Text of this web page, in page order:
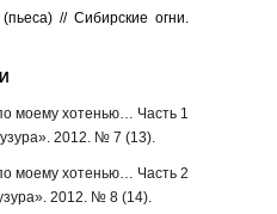
// Сибирские огни.
моему хотенью… Часть 1
2012. № 7 (13).
моему хотенью… Часть 2
2012. № 8 (14).